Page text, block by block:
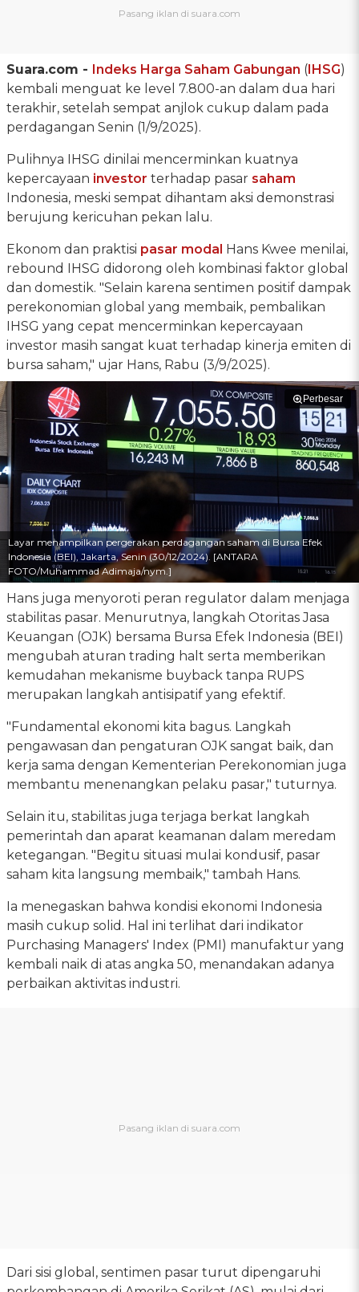
Suara.com - Indeks Harga Saham Gabungan (IHSG)
kembali menguat ke level 7.800-an dalam dua hari
terakhir, setelah sempat anjlok cukup dalam pada
perdagangan Senin (1/9/2025).
Pulihnya IHSG dinilai mencerminkan kuatnya
kepercayaan investor terhadap pasar saham
Indonesia, meski sempat dihantam aksi demonstrasi
berujung kericuhan pekan lalu.
Ekonom dan praktisi pasar modal Hans Kwee menilai,
rebound IHSG didorong oleh kombinasi faktor global
dan domestik. "Selain karena sentimen positif dampak
perekonomian global yang membaik, pembalikan
IHSG yang cepat mencerminkan kepercayaan
investor masih sangat kuat terhadap kinerja emiten di
bursa saham," ujar Hans, Rabu (3/9/2025).
Perbesar
Layar menampilkan pergerakan perdagangan saham di Bursa Efek
Indonesia (BEI), Jakarta, Senin (30/12/2024). [ANTARA
FOTO/Muhammad Adimaja/nym.]
Hans juga menyoroti peran regulator dalam menjaga
stabilitas pasar. Menurutnya, langkah Otoritas Jasa
Keuangan (OJK) bersama Bursa Efek Indonesia (BEI)
mengubah aturan trading halt serta memberikan
kemudahan mekanisme buyback tanpa RUPS
merupakan langkah antisipatif yang efektif.
"Fundamental ekonomi kita bagus. Langkah
pengawasan dan pengaturan OJK sangat baik, dan
kerja sama dengan Kementerian Perekonomian juga
membantu menenangkan pelaku pasar," tuturnya.
Selain itu, stabilitas juga terjaga berkat langkah
pemerintah dan aparat keamanan dalam meredam
ketegangan. "Begitu situasi mulai kondusif, pasar
saham kita langsung membaik," tambah Hans.
Ia menegaskan bahwa kondisi ekonomi Indonesia
masih cukup solid. Hal ini terlihat dari indikator
Purchasing Managers' Index (PMI) manufaktur yang
kembali naik di atas angka 50, menandakan adanya
perbaikan aktivitas industri.
Dari sisi global, sentimen pasar turut dipengaruhi